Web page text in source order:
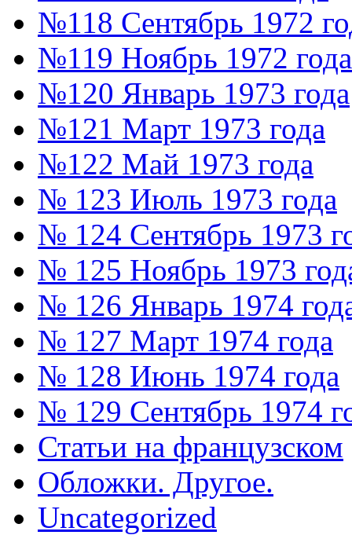
№118 Сентябрь 1972
№119 Ноябрь 1972 года
№120 Январь 1973 года
№121 Март 1973 года
№122 Май 1973 года
№ 123 Июль 1973 года
№ 124 Сентябрь 1973
№ 125 Ноябрь 1973
№ 126 Январь 1974
№ 127 Март 1974 года
№ 128 Июнь 1974 года
№ 129 Сентябрь 1974
Статьи на французском
Обложки. Другое.
Uncategorized